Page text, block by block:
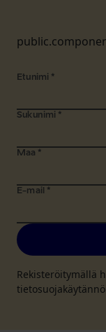
Etunimi *
Sukunimi *
Maa *
E-mail *
Rekisteröitymällä